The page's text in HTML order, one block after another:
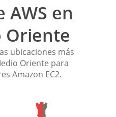
AWS en
Oriente
ubicaciones más
Oriente para
Amazon EC2.